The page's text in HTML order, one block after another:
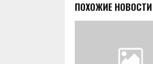
ПОХОЖИЕ НОВОСТИ